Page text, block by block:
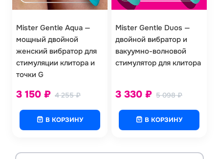
Mister Gentle Aqua —
мощный двойной
женский вибратор для
стимуляции клитора и
точки G
4 255₽
3 150 ₽
В КОРЗИНУ
Mister Gentle Duos —
двойной вибратор и
вакуумно-волновой
стимулятор для клитора
5 098₽
3 330 ₽
В КОРЗИНУ